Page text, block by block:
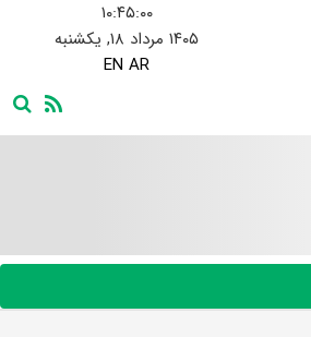
۱۰:۴۵:۰۱
۱۴۰۵ مرداد ۱۸, یکشنبه
EN AR